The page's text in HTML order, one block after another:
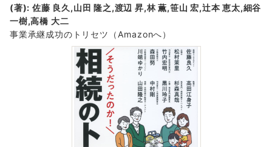
(著): 佐藤 良久,山田 隆之,渡辺 昇,林 薫,笹山 宏,辻本 恵太,細谷
一樹,高橋 大二
事業承継成功のトリセツ
（Amazonへ）